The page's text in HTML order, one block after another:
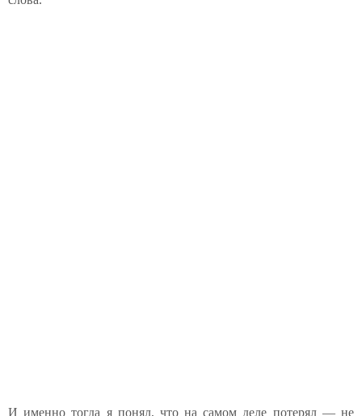
И именно тогда я понял, что на самом деле потерял — не